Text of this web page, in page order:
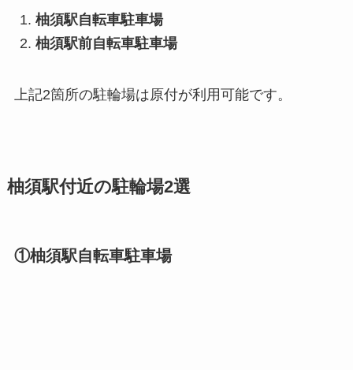
柚須駅自転車駐車場
柚須駅前自転車駐車場
上記2箇所の駐輪場は原付が利用可能です。
柚須駅付近の駐輪場2選
①柚須駅自転車駐車場